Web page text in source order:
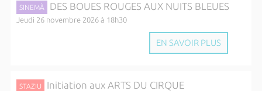
SINEMÀ DES BOUES ROUGES AUX NUITS BLEUES
Jeudi 26 novembre 2026 à 18h30
EN SAVOIR PLUS
STAZIU Initiation aux ARTS DU CIRQUE